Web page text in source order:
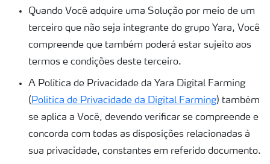
Quando Você adquire uma Solução por meio de um
terceiro que não seja integrante do grupo Yara, Você
compreende que também poderá estar sujeito aos
termos e condições deste terceiro.
A Política de Privacidade da Yara Digital Farming
(Política de Privacidade da Digital Farming) também
se aplica a Você, devendo verificar se compreende e
concorda com todas as disposições relacionadas à
sua privacidade, constantes em referido documento.